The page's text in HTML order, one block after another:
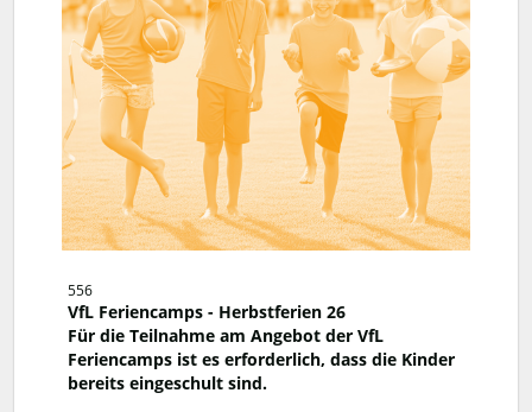
556
VfL Feriencamps - Herbstferien 26
Für die Teilnahme am Angebot der VfL
Feriencamps ist es erforderlich, dass die Kinder
bereits eingeschult sind.